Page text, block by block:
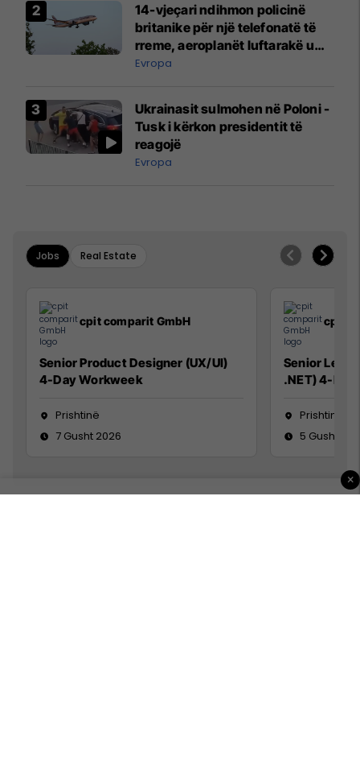
14-vjeçari ndihmon policinë
britanike për një telefonatë të
rreme, aeroplanët luftarakë u
ngritën në ajër për të
Mançesterit
Evropa
Ukrainasit sulmohen në Poloni -
Tusk i kërkon presidentit të
reagojë
Evropa
Jobs Real Estate
cpit comparit GmbH
Senior Product Designer (UX/UI)
4-Day Workweek
Prishtinë
7 Gusht 2026
cpit
Senior Lead
.NET) 4-
Prishtinë
5 Gusht
×